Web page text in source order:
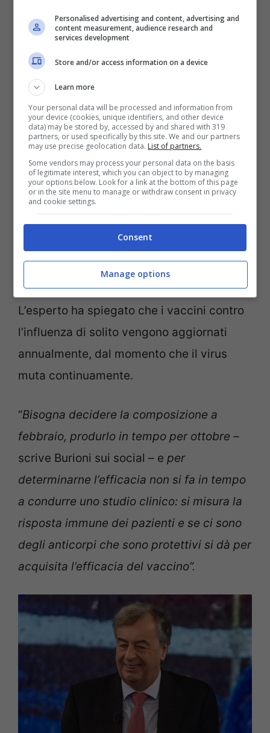
introdurre nuove procedureper
l’approvazione dei vaccini contro il
CoV-2 . Queste procedure riguarderanno
maggiori e più approfonditi test per l’uso
65 anni.
Burioni: “Moderna attende
tempi migliori”
Il virologo Roberto Burioni sui social ha
contesto in cui le aziende farmaceutiche
stanno operando nell’era di Donald Trump.
L’esperto ha spiegato che i vaccini contro
l’influenza di solito vengono aggiornati
annualmente, dal momento che il virus
muta continuamente.
“Bisogna decidere la composizione a
febbraio, produrlo in tempo per ottobre –
scrive Burioni sui social – e per
determinarne l’efficacia non si fa in tempo
a condurre uno studio clinico: si misura la
risposta immune dei pazienti e se ci sono
degli anticorpi che sono protettivi si dà per
acquisita l’efficacia del vaccino”.
Personalised advertising and content, advertising and
content measurement, audience research and
services development
Store and/or access information on a device
Learn more
Your personal data will be processed and information from
your device (cookies, unique identifiers, and other device
data) may be stored by, accessed by and shared with 319
partners, or used specifically by this site. We and our partners
may use precise geolocation data. List of partners.
Some vendors may process your personal data on the basis
of legitimate interest, which you can object to by managing
your options below. Look for a link at the bottom of this page
or in the site menu to manage or withdraw consent in privacy
and cookie settings.
Consent
Manage options